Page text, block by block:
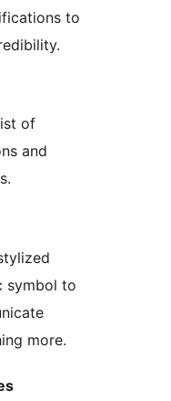
to
of
and
symbol to
more.